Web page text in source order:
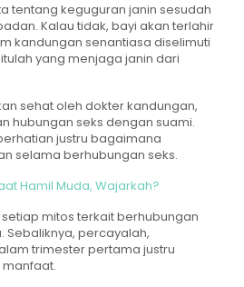
tentang keguguran janin sesudah
Kalau tidak, bayi akan terlahir
kandungan senantiasa diselimuti
yang menjaga janin dari
sehat oleh dokter kandungan,
hubungan seks dengan suami.
justru bagaimana
selama berhubungan seks.
Hamil Muda, Wajarkah?
mitos terkait berhubungan
Sebaliknya, percayalah,
trimester pertama justru